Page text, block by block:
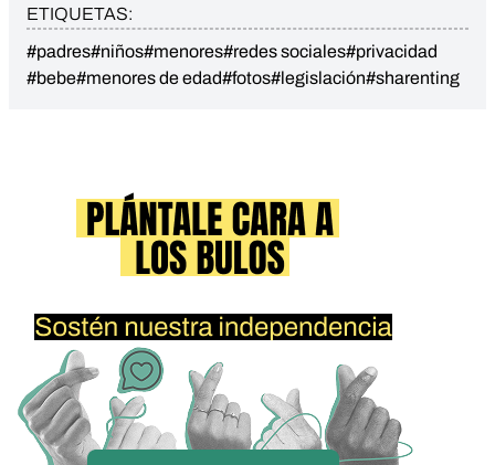
ETIQUETAS:
#padres#niños#menores#redes sociales#privacidad
#bebe#menores de edad#fotos#legislación#sharenting